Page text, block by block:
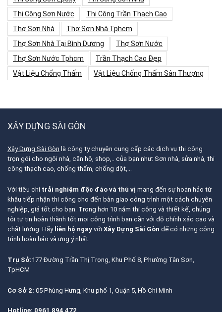
Thi Công Sơn Nước
Thi Công Trần Thạch Cao
Thợ Sơn Nhà
Thợ Sơn Nhà Tphcm
Thợ Sơn Nhà Tại Bình Dương
Thợ Sơn Nước
Thợ Sơn Nước Tphcm
Trần Thạch Cao Đẹp
Vật Liệu Chống Thấm
Vật Liệu Chống Thấm Sân Thượng
XÂY DỰNG SÀI GÒN
Xây Dựng Sài Gòn là công ty chuyên cung cấp các dịch vụ thi công
trọn gói cho ngôi nhà, căn hộ, shop,.. của bạn như: Sơn nhà, sửa nhà, thi
công thạch cao, chống thấm, chống dột,…
Với tiêu chí trải nghiệm độc đáo và thú vị mang đến sự hoàn hảo từ
khâu tiếp nhận thi công cho đến bàn giao công trình một cách chuyên
nghiệp, giá tốt cho bạn. Trong hơn 10 năm thi công và thiết kế, chúng
tôi tự tin hoàn thành tốt mọi công trình bạn cần với độ chính xác cao và
chất lượng. Hãy liên hệ ngay với Xây Dựng Sài Gòn để có những công
trình hoàn hảo và ưng ý nhất.
Trụ Sở:177 Đường Trần Thị Trọng, Khu Phố 8, Phường Tân Sơn,
TpHCM
Cơ Sở 2: 05 Phùng Hưng, Khu phố 1, Quận 5, Hồ Chí Minh
Hotline: 0961 894 472